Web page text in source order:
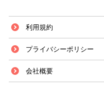
与野駅は埼玉県さいたま市浦和区
アとJR埼京線沿いのエリアがあり
してJR与野駅があります。与野駅
とをきっかけに開発が進み、マン
います。 与野駅はファミリー層が
トは常に募集されています。また
利用規約
プライバシーポリシー
会社概要